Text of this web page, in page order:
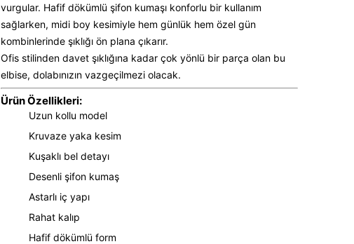
vurgular. Hafif dökümlü şifon kumaşı konforlu bir kullanım
sağlarken, midi boy kesimiyle hem günlük hem özel gün
kombinlerinde şıklığı ön plana çıkarır.
Ofis stilinden davet şıklığına kadar çok yönlü bir parça olan bu
elbise, dolabınızın vazgeçilmezi olacak.
Ürün Özellikleri:
Uzun kollu model
Kruvaze yaka kesim
Kuşaklı bel detayı
Desenli şifon kumaş
Astarlı iç yapı
Rahat kalıp
Hafif dökümlü form